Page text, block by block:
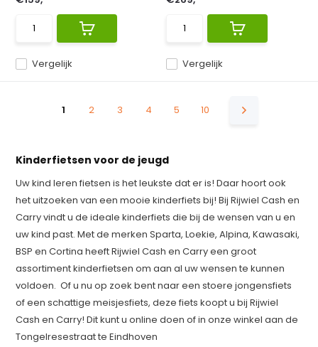
Vergelijk Vergelijk
1 2 3 4 5 10
Kinderfietsen voor de jeugd
Uw kind leren fietsen is het leukste dat er is! Daar hoort ook
het uitzoeken van een mooie kinderfiets bij! Bij Rijwiel Cash en
Carry vindt u de ideale kinderfiets die bij de wensen van u en
uw kind past. Met de merken Sparta, Loekie, Alpina, Kawasaki,
BSP en Cortina heeft Rijwiel Cash en Carry een groot
assortiment kinderfietsen om aan al uw wensen te kunnen
voldoen. Of u nu op zoek bent naar een stoere jongensfiets
of een schattige meisjesfiets, deze fiets koopt u bij Rijwiel
Cash en Carry! Dit kunt u online doen of in onze winkel aan de
Tongelresestraat te Eindhoven